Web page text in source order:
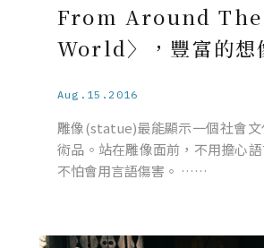
From Around The
World〉，豐富的想
Aug.15.2016
雕像(statue)最能顯示一個社會
術品。站在雕像面前，不用擔心
不怕會用言語傷害。 ……